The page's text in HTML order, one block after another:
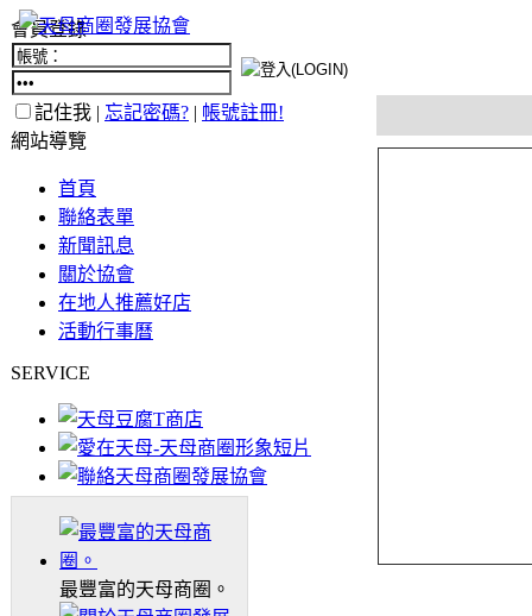
會員登錄
記住我 | 忘記密碼? | 帳號註冊!
網站導覽
首頁
聯絡表單
新聞訊息
關於協會
在地人推薦好店
活動行事曆
SERVICE
最豐富的天母商圈。